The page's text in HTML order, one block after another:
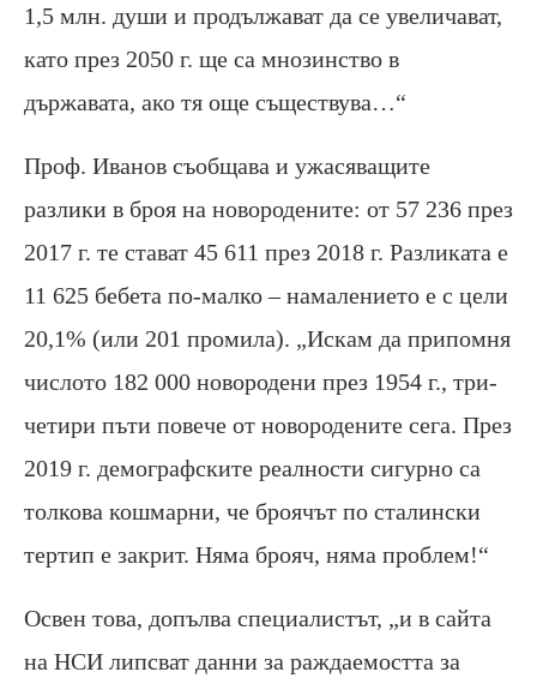
1,5 млн. души и продължават да се увеличават,
като през 2050 г. ще са мнозинство в
държавата, ако тя още съществува…“
Проф. Иванов съобщава и ужасяващите
разлики в броя на новородените: от 57 236 през
2017 г. те стават 45 611 през 2018 г. Разликата е
11 625 бебета по-малко – намалението е с цели
20,1% (или 201 промила). „Искам да припомня
числото 182 000 новородени през 1954 г., три-
четири пъти повече от новородените сега. През
2019 г. демографските реалности сигурно са
толкова кошмарни, че броячът по сталински
тертип е закрит. Няма брояч, няма проблем!“
Освен това, допълва специалистът, „и в сайта
на НСИ липсват данни за раждаемостта за